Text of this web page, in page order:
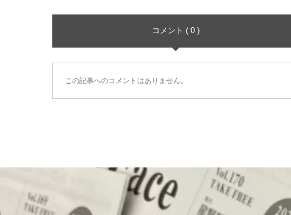
コメント ( 0 )
この記事へのコメントはありません。